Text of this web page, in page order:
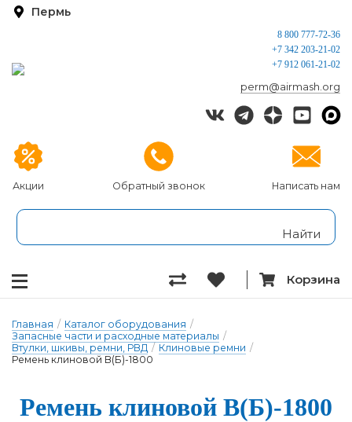
Пермь
Акции Обратный звонок Написать нам
8 800 777-72-36
+7 342 203-21-02
+7 912 061-21-02
perm@airmash.org
Корзина
Главная / Каталог оборудования /
Запасные части и расходные материалы /
Втулки, шкивы, ремни, РВД / Клиновые ремни /
Ремень клиновой В(Б)-1800
Ре­мень кли­но­вой В(Б)-1800